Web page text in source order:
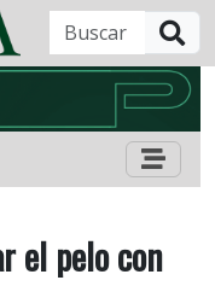
el pelo con